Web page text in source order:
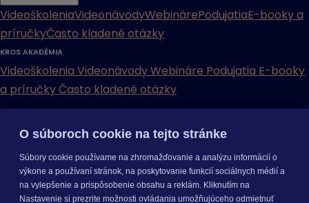
VideoškoleniaVideonávodyWebinárePodujatiaE-booky a
príručkyČasto kladené otázky
KROS AKADÉMIA
Videoškolenia VideonávodyWebináre Podujatia E-booky
a príručkyČasto kladené otázky
Cenníky Odporučte nás Právne dokumenty
Odporúčaná
konfiguráciaAktualizácia verziíMobilné aplikácie
O súboroch cookie na tejto stránke
Súbory cookie používame na zhromažďovanie a analýzu informácií o
výkone a používaní stránok, na poskytovanie funkcií sociálnych médií a
na vylepšenie a prispôsobenie obsahu a reklám. Kliknutím na
Nastavenie si prezrite možnosti ovládania umožňujúceho odmietnuť